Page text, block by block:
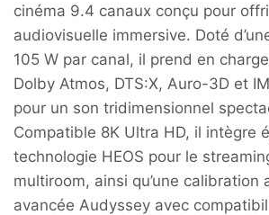
cinéma 9.4 canaux conçu pour
audiovisuelle immersive. Doté
105 W par canal, il prend en
Dolby Atmos, DTS:X, Auro-3D et
pour un son tridimensionnel
Compatible 8K Ultra HD, il intègre
technologie HEOS pour le
multiroom, ainsi qu’une calibration
avancée Audyssey avec